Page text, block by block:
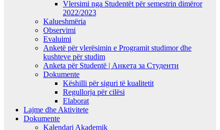
Vlersimi nga Studentët për semestrin dimëror
2022/2023
Kalueshmëria
Observimi
Evaluimi
Anketë për vlerësimin e Programit studimor dhe
kushteve për studim
Anketa për Studentë | Анкета за Студенти
Dokumente
Këshilli për siguri të kualitetit
Regullorja për cilësi
Elaborat
Lajme dhe Aktivitete
Dokumente
Kalendari Akademik